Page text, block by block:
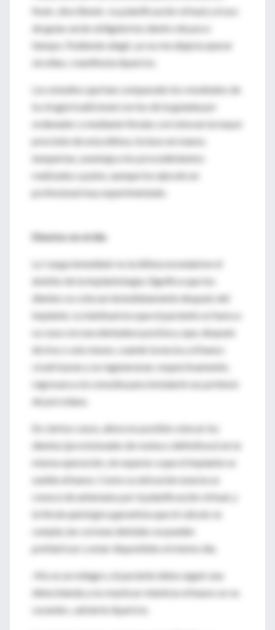
final», dice Benet. «La planificación virtual y el uso
de guías serán obligatorios dentro de poco
tiempo. Pudiendo elegir, yo no me dejaría operar
sin ellas», manifiesta Aparicio.
Los estudios que han comparado los resultados de
la cirugía tradicional con los de la guiada por
ordenador y mediante férulas corroboran la mayor
precisión de esta última. Incluso en manos
inexpertas, aventaja a los procedimientos
realizados a pulso, aunque los ejecute un
profesional muy experimentado.
Dientes en el día
La 'carga inmediata' es la última novedad en el
ámbito de la implantología. Significa que los
dientes se colocan inmediatamente después del
implante. Lo habitual era que el paciente se fuera a
su casa con una dentadura postiza y que, después
de tres o seis meses, cuando la encía y el hueso
cicatrizaran y se regeneraran, respectivamente,
regresara a la consulta para instalarle sus prótesis
de porcelana.
En ciertos casos, ahora es posible colocar los
dientes (provisionales de resina o definitivos) en la
misma operación, sin esperar a que el implante se
suelde al hueso. Como su ubicación exacta se
conoce de antemano por la planificación virtual, y
la férula quirúrgica garantiza que el cálculo se
cumpla, las coronas dentales se pueden
prefabricar y estar disponibles el mismo día.
«No es un milagro, el paciente debe seguir una
dieta blanda y no masticar mientras el hueso se va
curando», advierte Aparicio.